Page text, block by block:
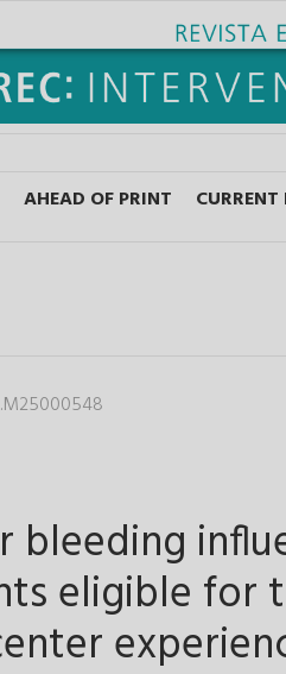
AHEAD OF PRINT CURRENT
bleeding
eligible for